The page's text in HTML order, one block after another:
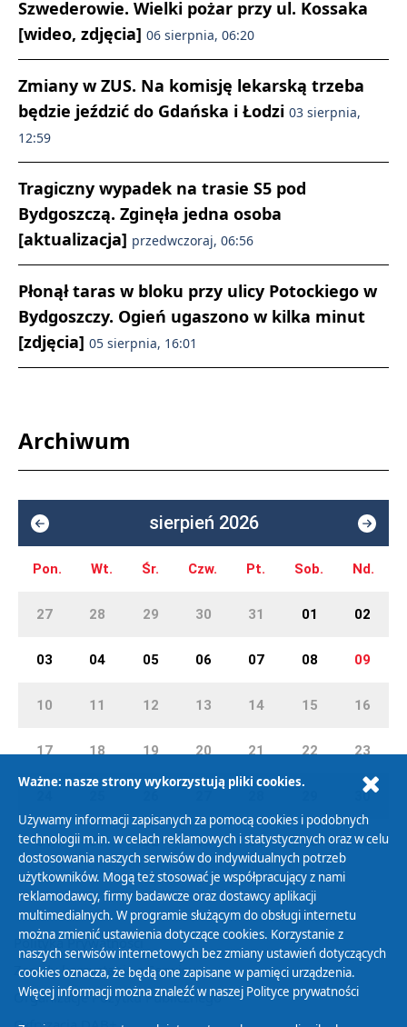
Szwederowie. Wielki pożar przy ul. Kossaka
[wideo, zdjęcia] 06 sierpnia, 06:20
Zmiany w ZUS. Na komisję lekarską trzeba
będzie jeździć do Gdańska i Łodzi 03 sierpnia,
12:59
Tragiczny wypadek na trasie S5 pod
Bydgoszczą. Zginęła jedna osoba
[aktualizacja] przedwczoraj, 06:56
Płonął taras w bloku przy ulicy Potockiego w
Bydgoszczy. Ogień ugaszono w kilka minut
[zdjęcia] 05 sierpnia, 16:01
Archiwum
sierpień 2026
Pon. Wt. Śr. Czw. Pt. Sob. Nd.
27 28 29 30 31 01 02
03 04 05 06 07 08 09
10 11 12 13 14 15 16
17 18 19 20 21 22 23
30
31 01 02 03 04 05 06
Polityka Prywatności
Zasady korzystania z Serwisu
Organizacje Pożytku Publicznego
Ważne: nasze strony wykorzystują pliki cookies.
Używamy informacji zapisanych za pomocą cookies i podobnych
technologii m.in. w celach reklamowych i statystycznych oraz w celu
dostosowania naszych serwisów do indywidualnych potrzeb
użytkowników. Mogą też stosować je współpracujący z nami
reklamodawcy, firmy badawcze oraz dostawcy aplikacji
multimedialnych. W programie służącym do obsługi internetu
można zmienić ustawienia dotyczące cookies. Korzystanie z
naszych serwisów internetowych bez zmiany ustawień dotyczących
cookies oznacza, że będą one zapisane w pamięci urządzenia.
Więcej informacji można znaleźć w naszej Polityce prywatności